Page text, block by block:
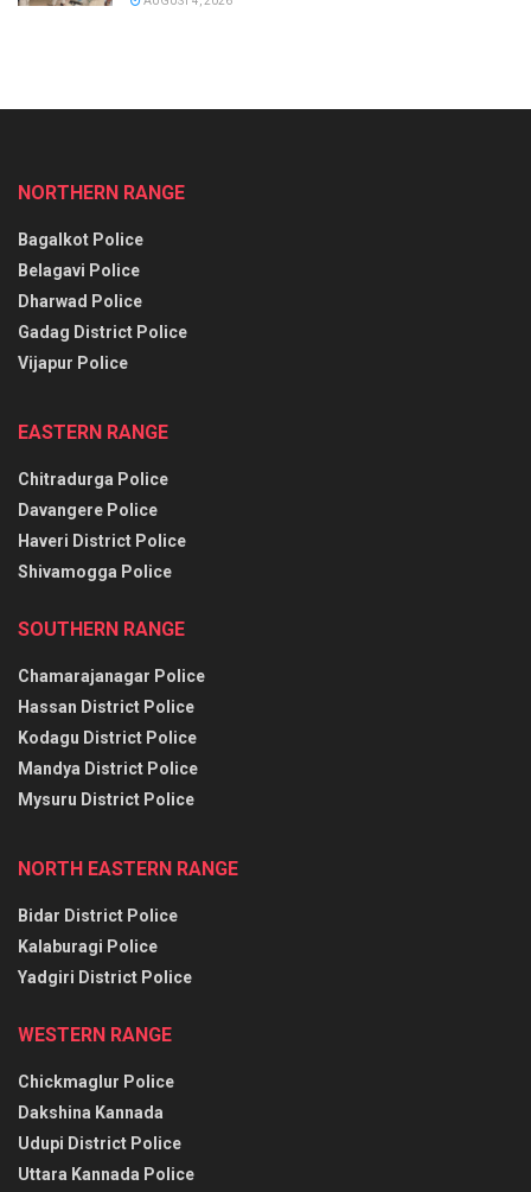
NORTHERN RANGE
Bagalkot Police
Belagavi Police
Dharwad Police
Gadag District Police
Vijapur Police
EASTERN RANGE
Chitradurga Police
Davangere Police
Haveri District Police
Shivamogga Police
SOUTHERN RANGE
Chamarajanagar Police
Hassan District Police
Kodagu District Police
Mandya District Police
Mysuru District Police
NORTH EASTERN RANGE
Bidar District Police
Kalaburagi Police
Yadgiri District Police
WESTERN RANGE
Chickmaglur Police
Dakshina Kannada
Udupi District Police
Uttara Kannada Police